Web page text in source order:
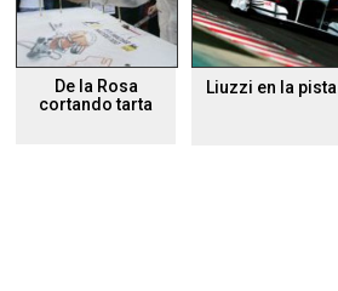
De la Rosa
cortando tarta
Liuzzi en la pista